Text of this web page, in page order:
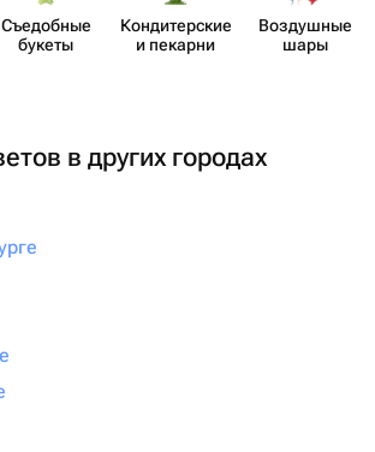
Съедобные
букеты
Кондит​ерские
и пекарни
Воздушные
шары
в других городах